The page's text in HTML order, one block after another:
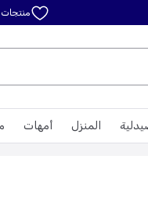
منتجات
أمهات المنزل